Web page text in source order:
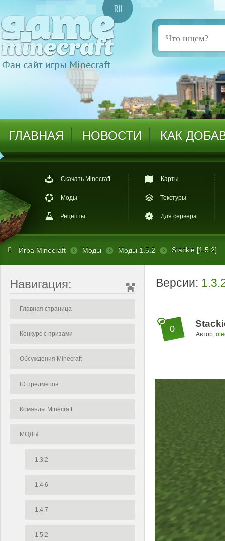
ГЛАВНАЯ НОВОСТИ КАК
Скачать Minecraft
Моды
Рецепты
Карты
Текстуры
Для сервера
Игра Minecraft Моды Моды 1.5.2 Stackie [1.5.2]
Навигация:
Главная страница
Конкурс с призами
Обсуждения Minecraft
ID предметов
Команды Minecraft
МОДЫ
1.3.2
1.4.6
1.4.7
1.5.2
Версии:
0
Автор: